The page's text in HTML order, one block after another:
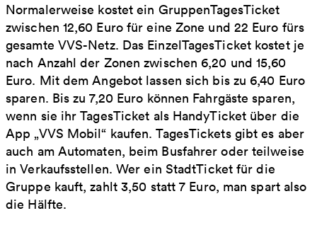
Normalerweise kostet ein GruppenTagesTicket
zwischen 12,60 Euro für eine Zone und 22 Euro fürs
gesamte VVS-Netz. Das EinzelTagesTicket kostet je
nach Anzahl der Zonen zwischen 6,20 und 15,60
Euro. Mit dem Angebot lassen sich bis zu 6,40 Euro
sparen. Bis zu 7,20 Euro können Fahrgäste sparen,
wenn sie ihr TagesTicket als HandyTicket über die
App „VVS Mobil“ kaufen. TagesTickets gibt es aber
auch am Automaten, beim Busfahrer oder teilweise
in Verkaufsstellen. Wer ein StadtTicket für die
Gruppe kauft, zahlt 3,50 statt 7 Euro, man spart also
die Hälfte.